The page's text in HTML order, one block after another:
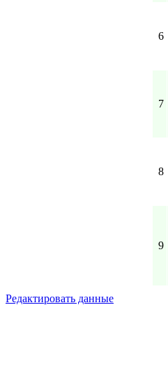
6
7
8
9
Редактировать данные